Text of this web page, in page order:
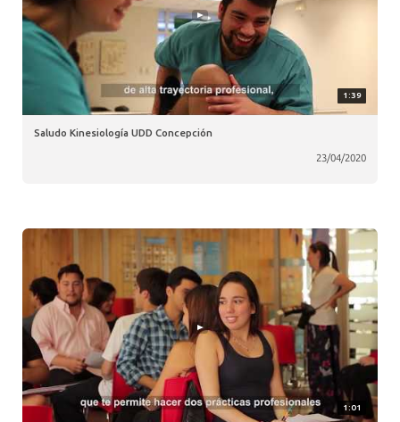
1:39
Saludo Kinesiología UDD Concepción
23/04/2020
1:01